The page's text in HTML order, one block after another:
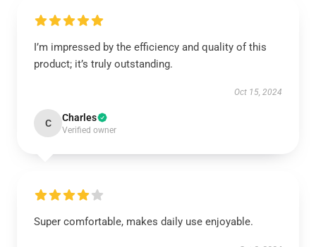
I’m impressed by the efficiency and quality of this
product; it’s truly outstanding.
Oct 15, 2024
C Charles
Verified owner
Super comfortable, makes daily use enjoyable.